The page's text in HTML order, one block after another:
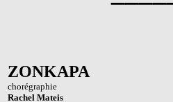
ZONKAPA
chorégraphie
Rachel Mateis